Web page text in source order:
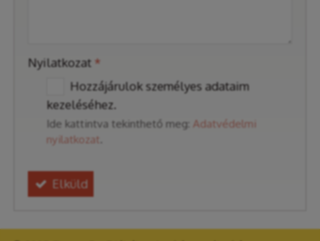
Nyilatkozat *
Hozzájárulok személyes adataim
kezeléséhez.
Ide kattintva tekinthető meg: Adatvédelmi
nyilatkozat
Elküld